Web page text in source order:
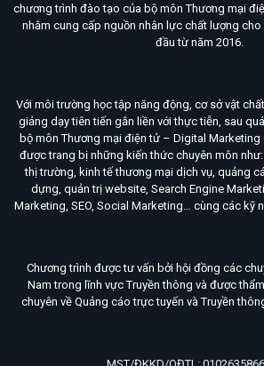
chương trình đào tạo của bộ môn Thương mại
nhằm cung cấp nguồn nhân lực chất lượng
đầu từ năm 2016.
Với môi trường học tập năng động, cơ sở vật
giảng dạy tiên tiến gắn liền với thực tiễn, sau
bộ môn Thương mại điện tử – Digital Marketing
được trang bị những kiến thức chuyên môn
thị trường, kinh tế thương mại dịch vụ, quảng
dựng, quản trị website, Search Engine
Marketing, SEO, Social Marketing… cùng các kỹ
Chương trình được tư vấn bởi hội đồng các
Nam trong lĩnh vực Truyền thông và được
chuyên về Quảng cáo trực tuyến và Truyền